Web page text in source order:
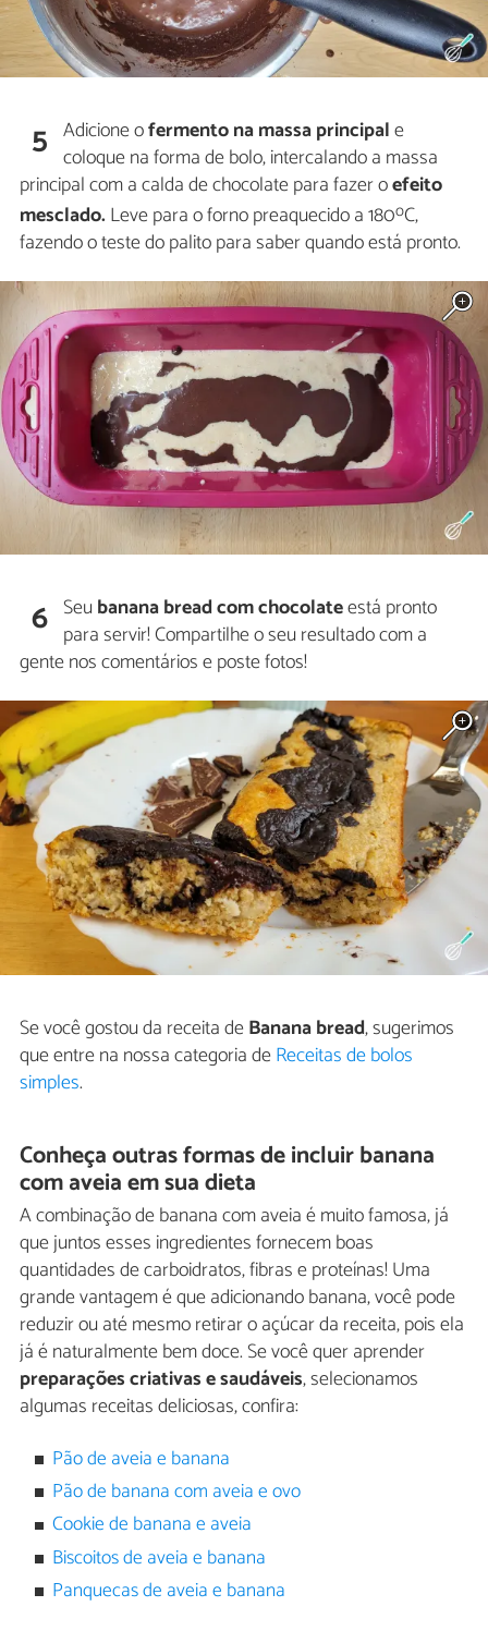
5 Adicione ofermento na massa principale
coloque na forma de bolo, intercalando a massa
principal com a calda de chocolate para fazer oefeito
mesclado.Leve para o forno preaquecido a 180oC,
fazendo o teste do palito para saber quando está pronto.
6 Seubanana bread com chocolateestá pronto
para servir! Compartilhe o seu resultado com a
gente nos comentários e poste fotos!
Se você gostou da receita deBanana bread, sugerimos
que entre na nossa categoria deReceitas de bolos
simples.
Conheça outras formas de incluir banana
com aveia em sua dieta
A combinação de banana com aveia é muito famosa, já
que juntos esses ingredientes fornecem boas
quantidades de carboidratos, fibras e proteínas! Uma
grande vantagem é que adicionando banana, você pode
reduzir ou até mesmo retirar o açúcar da receita, pois ela
já é naturalmente bem doce. Se você quer aprender
preparações criativas e saudáveis, selecionamos
algumas receitas deliciosas, confira:
Pão de aveia e banana
Pão de banana com aveia e ovo
Cookie de banana e aveia
Biscoitos de aveia e banana
Panquecas de aveia e banana